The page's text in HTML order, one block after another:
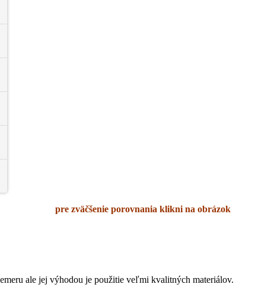
pre zväčšenie porovnania klikni na obrázok
ale jej výhodou je použitie veľmi kvalitných materiálov.